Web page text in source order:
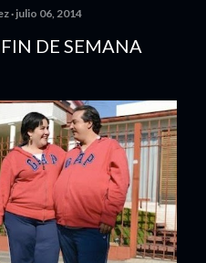
julio 06, 2014
DE SEMANA